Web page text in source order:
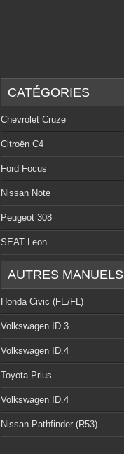
CATÉGORIES
Chevrolet Cruze
Citroën C4
Ford Focus
Nissan Note
Peugeot 308
SEAT Leon
AUTRES MANUELS
Honda Civic (FE/FL)
Volkswagen ID.3
Volkswagen ID.4
Toyota Prius
Volkswagen ID.4
Nissan Pathfinder (R53)